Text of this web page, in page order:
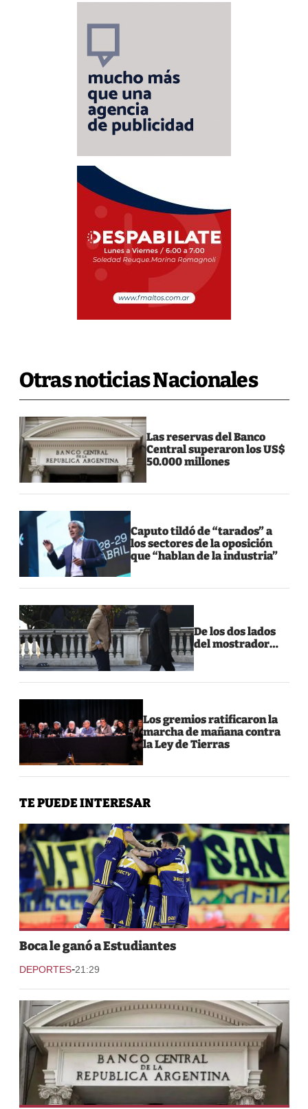
Otras noticias Nacionales
Las reservas del Banco
Central superaron los US$
50.000 millones
Caputo tildó de “tarados” a
los sectores de la oposición
que “hablan de la industria”
De los dos lados
del mostrador…
Los gremios ratificaron la
marcha de mañana contra
la Ley de Tierras
TE PUEDE INTERESAR
Boca le ganó a Estudiantes
DEPORTES-21:29